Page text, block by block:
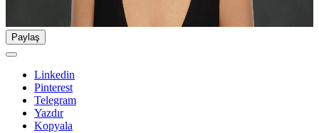
Paylaş
Linkedin
Pinterest
Telegram
Yazdır
Kopyala